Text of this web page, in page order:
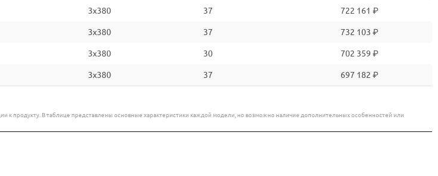
3x380 37 722 161 ₽
3x380 37 732 103 ₽
3x380 30 702 359 ₽
3x380 37 697 182 ₽
продукту. В таблице представлены основные характеристики каждой модели, но возможно наличие дополнительных особенностей или